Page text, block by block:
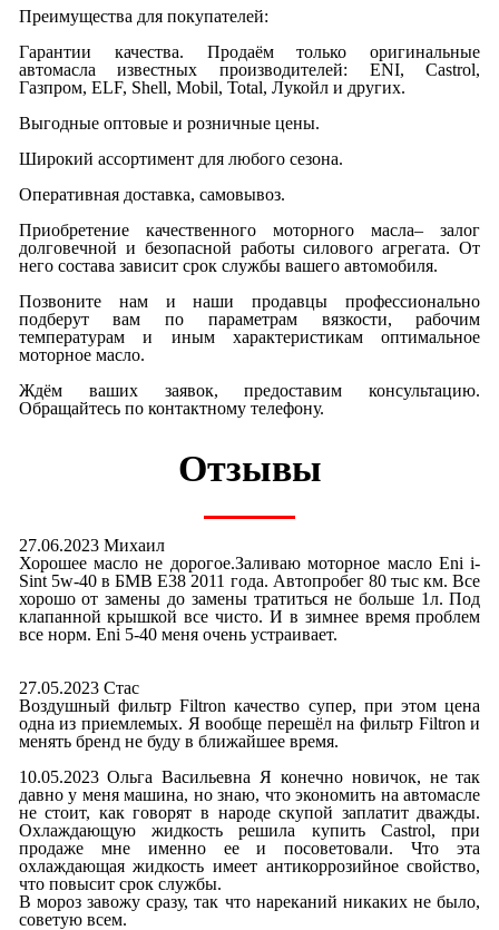
Преимущества для покупателей:
Гарантии качества. Продаём только оригинальные
автомасла известных производителей: ENI, Castrol,
Газпром, ELF, Shell, Mobil, Total, Лукойл и других.
Выгодные оптовые и розничные цены.
Широкий ассортимент для любого сезона.
Оперативная доставка, самовывоз.
Приобретение качественного моторного масла– залог
долговечной и безопасной работы силового агрегата. От
него состава зависит срок службы вашего автомобиля.
Позвоните нам и наши продавцы профессионально
подберут вам по параметрам вязкости, рабочим
температурам и иным характеристикам оптимальное
моторное масло.
Ждём ваших заявок, предоставим консультацию.
Обращайтесь по контактному телефону.
Отзывы
27.06.2023 Михаил
Хорошее масло не дорогое.Заливаю моторное масло Eni i-
Sint 5w-40 в БМВ E38 2011 года. Автопробег 80 тыс км. Все
хорошо от замены до замены тратиться не больше 1л. Под
клапанной крышкой все чисто. И в зимнее время проблем
все норм. Eni 5-40 меня очень устраивает.
27.05.2023 Стас
Воздушный фильтр Filtron качество супер, при этом цена
одна из приемлемых. Я вообще перешёл на фильтр Filtron и
менять бренд не буду в ближайшее время.
10.05.2023 Ольга Васильевна Я конечно новичок, не так
давно у меня машина, но знаю, что экономить на автомасле
не стоит, как говорят в народе скупой заплатит дважды.
Охлаждающую жидкость решила купить Castrol, при
продаже мне именно ее и посоветовали. Что эта
охлаждающая жидкость имеет антикоррозийное свойство,
что повысит срок службы.
В мороз завожу сразу, так что нареканий никаких не было,
советую всем.